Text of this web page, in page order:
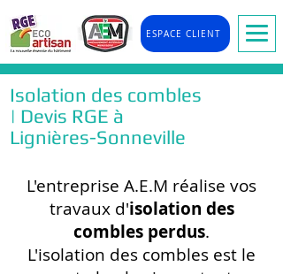
ESPACE CLIENT
Isolation des combles
| Devis RGE à
Lignières-Sonneville
L'entreprise A.E.M réalise vos
travaux d'isolation des
combles perdus.
L'isolation des combles est le